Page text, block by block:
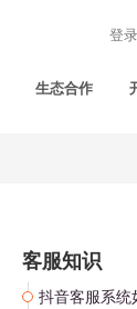
登录
生态合作
客服知识